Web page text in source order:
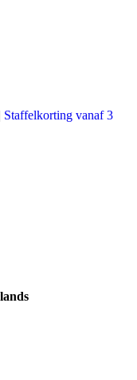
Staffelkorting vanaf 3